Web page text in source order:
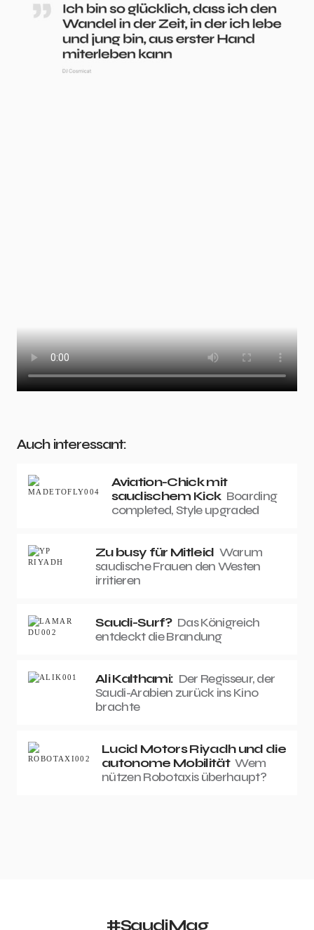
Auch interessant:
Aviation-Chick mit
saudischem Kick Boarding
completed, Style upgraded
Zu busy für Mitleid Warum
saudische Frauen den Westen
irritieren
Saudi-Surf? Das Königreich
entdeckt die Brandung
Ali Kalthami: Der Regisseur, der
Saudi-Arabien zurück ins Kino
brachte
Lucid Motors Riyadh und die
autonome Mobilität Wem
nützen Robotaxis überhaupt?
#SaudiMag